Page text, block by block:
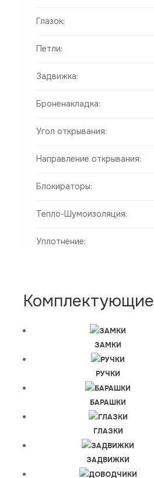
Глазок:
Петли:
Задвижка:
Броненакладка:
Угол открывания:
Направление открывания:
Блокираторы:
Тепло-Шумоизоляция:
Уплотнение:
Комплектующие
ЗАМКИ
РУЧКИ
БАРАШКИ
ГЛАЗКИ
ЗАДВИЖКИ